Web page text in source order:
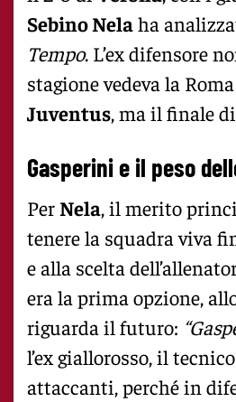
Sebino Nelaha
Tempo. L’ex difensore
stagione vedeva la
Juventus, ma il finale
Gasperini e il peso
Per Nela, il merito
tenere la squadra viva
e alla scelta
era la prima opzione,
riguarda il futuro:
l’ex giallorosso, il
attaccanti, perché in